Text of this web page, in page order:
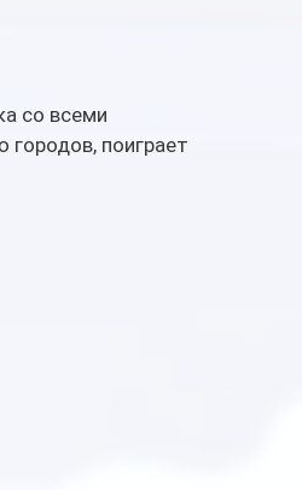
со всеми
поиграет